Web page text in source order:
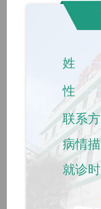
姓 一一
性一一
联系
病情描
就诊